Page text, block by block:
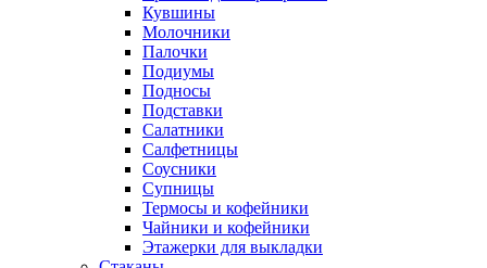
Кувшины
Молочники
Палочки
Подиумы
Подносы
Подставки
Салатники
Салфетницы
Соусники
Супницы
Термосы и кофейники
Чайники и кофейники
Этажерки для выкладки